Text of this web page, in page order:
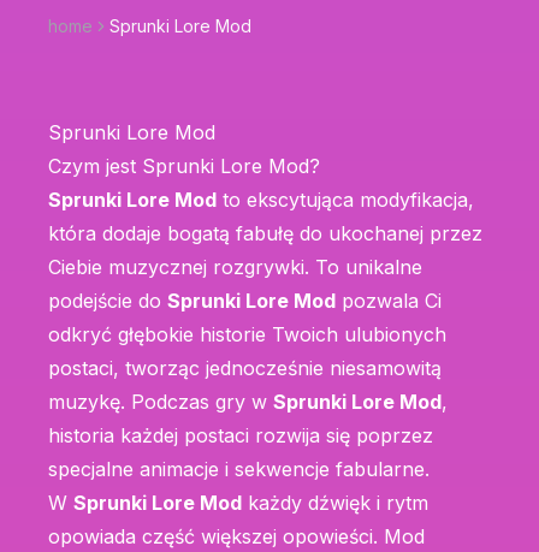
home Sprunki Lore Mod
Sprunki Lore Mod
Czym jest Sprunki Lore Mod?
Sprunki Lore Mod to ekscytująca modyfikacja,
która dodaje bogatą fabułę do ukochanej przez
Ciebie muzycznej rozgrywki. To unikalne
podejście do Sprunki Lore Mod pozwala Ci
odkryć głębokie historie Twoich ulubionych
postaci, tworząc jednocześnie niesamowitą
muzykę. Podczas gry w Sprunki Lore Mod,
historia każdej postaci rozwija się poprzez
specjalne animacje i sekwencje fabularne.
W Sprunki Lore Mod każdy dźwięk i rytm
opowiada część większej opowieści. Mod